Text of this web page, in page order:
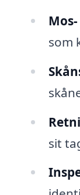
som
sit